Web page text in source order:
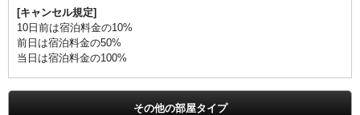
[キャンセル規定]
10日前は宿泊料金の10%
前日は宿泊料金の50%
当日は宿泊料金の100%
その他の部屋タイプ